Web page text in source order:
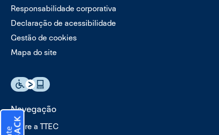
Responsabilidade corporativa
Declaração de acessibilidade
Gestão de cookies
Mapa do site
Navegação
Sobre a TTEC